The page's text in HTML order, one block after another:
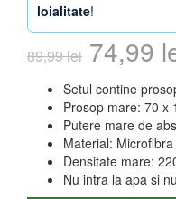
loialitate!
89,99lei Prețul
inițial
a
fost:
74,99
Setul contine
Prosop mare: 70 x
Putere mare de
Material: Microfibra
Densitate mare:
Nu intra la apa si